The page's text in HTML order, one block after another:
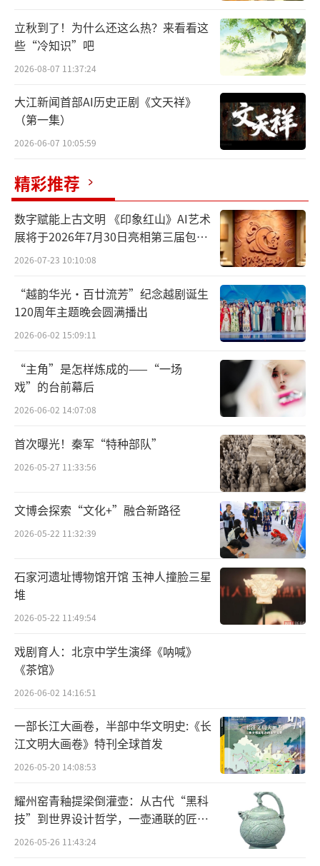
白红之色。邢州瓷白，茶色红。寿州瓷黄，茶
色紫；洪州瓷褐，茶色黑，悉不宜茶”。在如
今的日常生活中，喝茶哪有如此讲究，但偏是
讲究，才由物质引发了意趣，由意趣孵化了文
化，又由文化产生了认同。寥寥数语，无心插
柳，茶圣为我们带出了唐人心目中的陶瓷产业
发现来看，大抵如此，但个中细节，又自有曲
折。
越窑、邢窑，分别是“南青”和“北
白”的代表。窑以州名，可能与州府地区是重
要的集散地有关。窑场的实际位置要靠近原
料、燃料，通常较为偏僻。据现有研究成果，
唐代越窑最重要的产地在今宁波慈溪上林湖一
带，沿湖窑址密布，至晚唐五代至于极盛，生
产规模很大。也是在晚唐五代时期，越窑研制
生产出“夺得千峰翠色来”的秘色瓷，深为时
人所珍，唐、吴越、辽、宋等朝帝王对秘色瓷
的使用，均有迹可循。有诗盛赞“巧剜明月染
春水，轻旋薄冰盛绿云”，可见越瓷“如冰似
玉”之说乃有共识，而秘色为此中极品。
据清华大学尚刚教授考证，“秘”为“宫
廷”之意，“色”为“类别”，秘色瓷，用今
天的话说，就是皇帝的瓷器。从文献来看，秘
色瓷的使用可能确实受到了皇家的管控。从考
古发现来看，生产秘色瓷所用的匣钵都比一般
瓷器的胎质好，且皆为一次性适用，比生产一
般瓷器要浪费得多，可能也体现出了追求精品
以服务宫廷的不惜工本。如今来看，秘色瓷出
现的一个重要意义，或许是确定了青瓷的审美
标准：原来青瓷可以达到这样的境界。
越瓷虽冠绝一时，但却并非“南青”唯一
的代表。按照陆羽的说法，南方至少还有婺
立秋到了！为什么还这么热？来看看这
些“冷知识”吧
2026-08-07 11:37:24
大江新闻首部AI历史正剧《文天祥》
（第一集）
2026-06-07 10:05:59
精彩推荐
数字赋能上古文明 《印象红山》AI艺术
展将于2026年7月30日亮相第三届包头
艺博会
2026-07-23 10:10:08
“越韵华光·百廿流芳”纪念越剧诞生
120周年主题晚会圆满播出
2026-06-02 15:09:11
“主角”是怎样炼成的——“一场
戏”的台前幕后
2026-06-02 14:07:08
首次曝光！秦军“特种部队”
2026-05-27 11:33:56
文博会探索“文化+”融合新路径
2026-05-22 11:32:39
石家河遗址博物馆开馆 玉神人撞脸三星
堆
2026-05-22 11:49:54
戏剧育人：北京中学生演绎《呐喊》
《茶馆》
2026-06-02 14:16:51
一部长江大画卷，半部中华文明史:《长
江文明大画卷》特刊全球首发
2026-05-20 14:08:53
耀州窑青釉提梁倒灌壶：从古代“黑科
技”到世界设计哲学，一壶通联的匠心
宇宙
2026-05-26 11:43:24